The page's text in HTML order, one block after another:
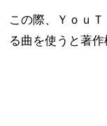
この際、Ｙｏｕ
る曲を使うと著作